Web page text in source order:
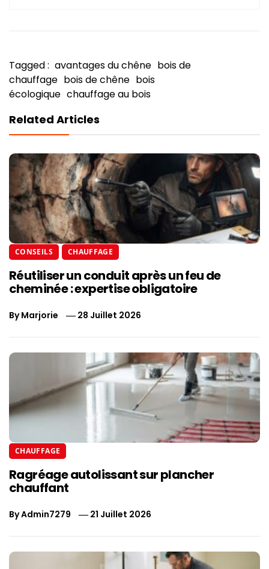
Tagged : avantages du chêne bois de
chauffage bois de chêne bois
écologique chauffage au bois
Related Articles
CONSEILS CHAUFFAGE
Réutiliser un conduit après un feu de
cheminée : expertise obligatoire
ByMarjorie 28 Juillet 2026
CHAUFFAGE
Ragréage autolissant sur plancher
chauffant
ByAdmin7279 21 Juillet 2026